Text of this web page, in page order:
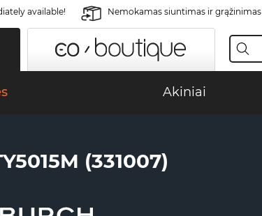
available! Nemokamas siuntimas ir grąžinimas
Akiniai
(331007)